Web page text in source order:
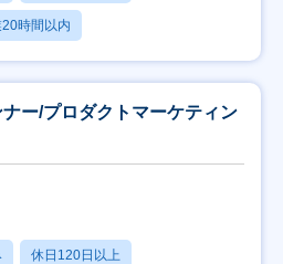
20時間以内
ー/プロダクトマーケティン
休日120日以上